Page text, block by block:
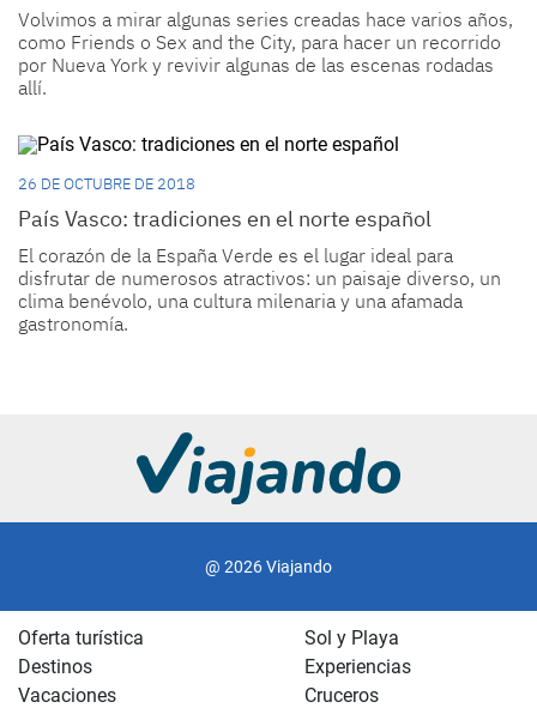
Volvimos a mirar algunas series creadas hace varios años,
como Friends o Sex and the City, para hacer un recorrido
por Nueva York y revivir algunas de las escenas rodadas
allí.
26 DE OCTUBRE DE 2018
País Vasco: tradiciones en el norte español
El corazón de la España Verde es el lugar ideal para
disfrutar de numerosos atractivos: un paisaje diverso, un
clima benévolo, una cultura milenaria y una afamada
gastronomía.
@ 2026 Viajando
Oferta turística
Destinos
Vacaciones
Sol y Playa
Experiencias
Cruceros